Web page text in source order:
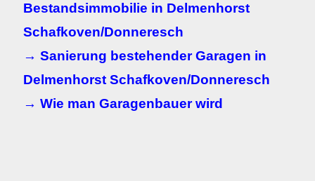
Bestandsimmobilie in Delmenhorst
Schafkoven/Donneresch
→ Sanierung bestehender Garagen in
Delmenhorst Schafkoven/Donneresch
→ Wie man Garagenbauer wird